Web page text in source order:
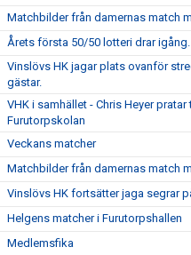
Matchbilder från damernas match
Årets första 50/50 lotteri drar igång.
Vinslövs HK jagar plats ovanför
gästar.
VHK i samhället - Chris Heyer pratar
Furutorpskolan
Veckans matcher
Matchbilder från damernas match
Vinslövs HK fortsätter jaga segrar
Helgens matcher i Furutorpshallen
Medlemsfika